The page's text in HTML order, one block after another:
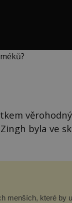
byla ve
menších, které by